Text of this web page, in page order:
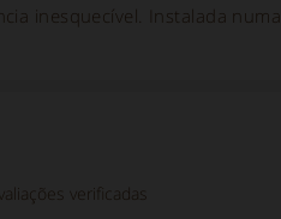
inesquecível. Instalada numa
verificadas